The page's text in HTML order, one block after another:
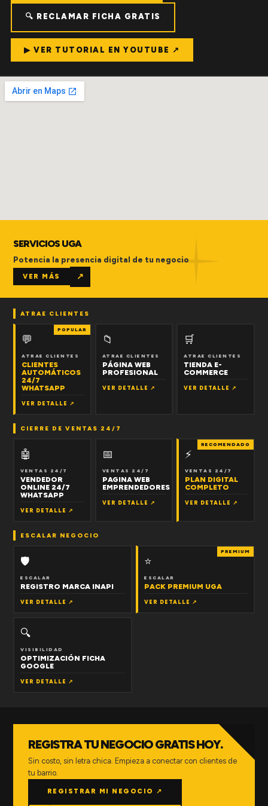
🔍 RECLAMAR FICHA GRATIS
▶ VER TUTORIAL EN YOUTUBE ↗
SERVICIOS UGA
Potencia la presencia digital de tu negocio
VER MÁS ↗
ATRAE CLIENTES
POPULAR
💬
ATRAE CLIENTES
CLIENTES
AUTOMÁTICOS
24/7
WHATSAPP
VER DETALLE ↗
📁
ATRAE CLIENTES
PÁGINA WEB
PROFESIONAL
VER DETALLE ↗
🛒
ATRAE CLIENTES
TIENDA E-
COMMERCE
VER DETALLE ↗
CIERRE DE VENTAS 24/7
🤖
VENTAS 24/7
VENDEDOR
ONLINE 24/7
WHATSAPP
VER DETALLE ↗
📅
VENTAS 24/7
PAGINA WEB
EMPRENDEDORES
VER DETALLE ↗
RECOMENDADO
⚡
VENTAS 24/7
PLAN DIGITAL
COMPLETO
VER DETALLE ↗
ESCALAR NEGOCIO
🛡
ESCALAR
REGISTRO MARCA INAPI
VER DETALLE ↗
PREMIUM
⭐
ESCALAR
PACK PREMIUM UGA
VER DETALLE ↗
🔍
VISIBILIDAD
OPTIMIZACIÓN FICHA
GOOGLE
VER DETALLE ↗
REGISTRA TU NEGOCIO GRATIS HOY.
Sin costo, sin letra chica. Empieza a conectar con clientes de
tu barrio.
REGISTRAR MI NEGOCIO ↗